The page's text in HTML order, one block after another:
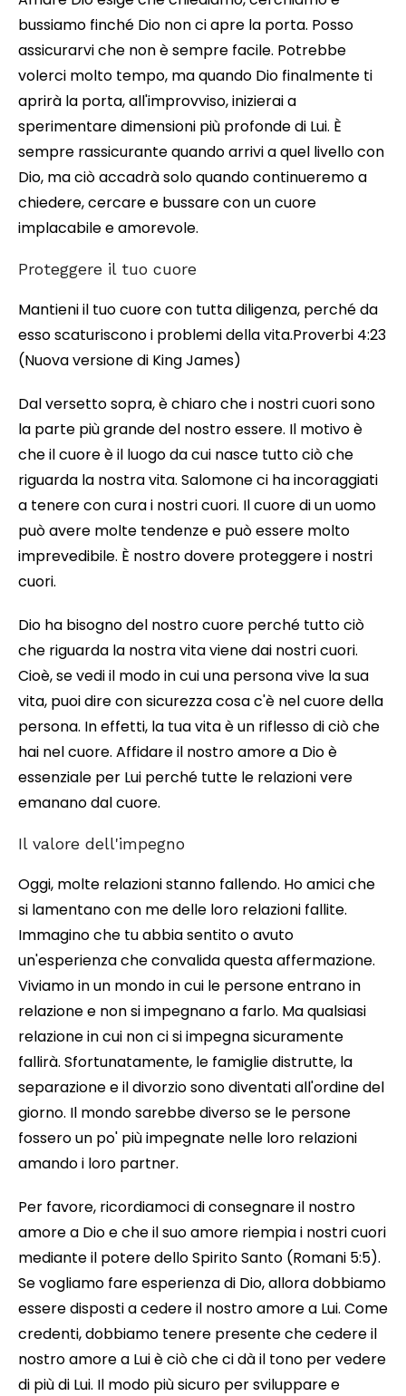
bussiamo finché Dio non ci apre la porta. Posso
assicurarvi che non è sempre facile. Potrebbe
volerci molto tempo, ma quando Dio finalmente ti
aprirà la porta, all'improvviso, inizierai a
sperimentare dimensioni più profonde di Lui. È
sempre rassicurante quando arrivi a quel livello con
Dio, ma ciò accadrà solo quando continueremo a
chiedere, cercare e bussare con un cuore
implacabile e amorevole.
Proteggere il tuo cuore
Mantieni il tuo cuore con tutta diligenza, perché da
esso scaturiscono i problemi della vita.Proverbi 4:23
(Nuova versione di King James)
Dal versetto sopra, è chiaro che i nostri cuori sono
la parte più grande del nostro essere. Il motivo è
che il cuore è il luogo da cui nasce tutto ciò che
riguarda la nostra vita. Salomone ci ha incoraggiati
a tenere con cura i nostri cuori. Il cuore di un uomo
può avere molte tendenze e può essere molto
imprevedibile. È nostro dovere proteggere i nostri
cuori.
Dio ha bisogno del nostro cuore perché tutto ciò
che riguarda la nostra vita viene dai nostri cuori.
Cioè, se vedi il modo in cui una persona vive la sua
vita, puoi dire con sicurezza cosa c'è nel cuore della
persona. In effetti, la tua vita è un riflesso di ciò che
hai nel cuore. Affidare il nostro amore a Dio è
essenziale per Lui perché tutte le relazioni vere
emanano dal cuore.
Il valore dell'impegno
Oggi, molte relazioni stanno fallendo. Ho amici che
si lamentano con me delle loro relazioni fallite.
Immagino che tu abbia sentito o avuto
un'esperienza che convalida questa affermazione.
Viviamo in un mondo in cui le persone entrano in
relazione e non si impegnano a farlo. Ma qualsiasi
relazione in cui non ci si impegna sicuramente
fallirà. Sfortunatamente, le famiglie distrutte, la
separazione e il divorzio sono diventati all'ordine del
giorno. Il mondo sarebbe diverso se le persone
fossero un po' più impegnate nelle loro relazioni
amando i loro partner.
Per favore, ricordiamoci di consegnare il nostro
amore a Dio e che il suo amore riempia i nostri cuori
mediante il potere dello Spirito Santo (Romani 5:5).
Se vogliamo fare esperienza di Dio, allora dobbiamo
essere disposti a cedere il nostro amore a Lui. Come
credenti, dobbiamo tenere presente che cedere il
nostro amore a Lui è ciò che ci dà il tono per vedere
di più di Lui. Il modo più sicuro per sviluppare e